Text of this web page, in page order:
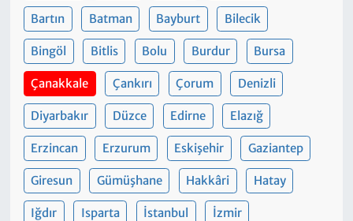
Bartın Batman Bayburt Bilecik
Bingöl Bitlis Bolu Burdur Bursa
Çanakkale Çankırı Çorum Denizli
Diyarbakır Düzce Edirne Elazığ
Erzincan Erzurum Eskişehir Gaziantep
Giresun Gümüşhane Hakkâri Hatay
Iğdır Isparta İstanbul İzmir